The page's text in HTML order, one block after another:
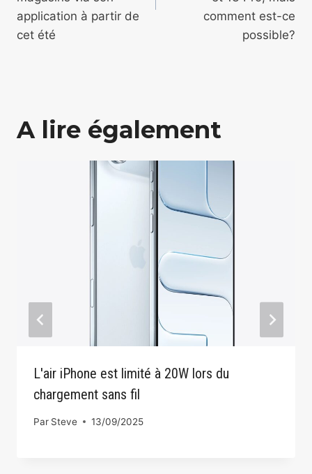
application à partir de
cet été
comment est-ce
possible?
A lire également
L'air iPhone est limité à 20W lors du
chargement sans fil
Par Steve 13/09/2025